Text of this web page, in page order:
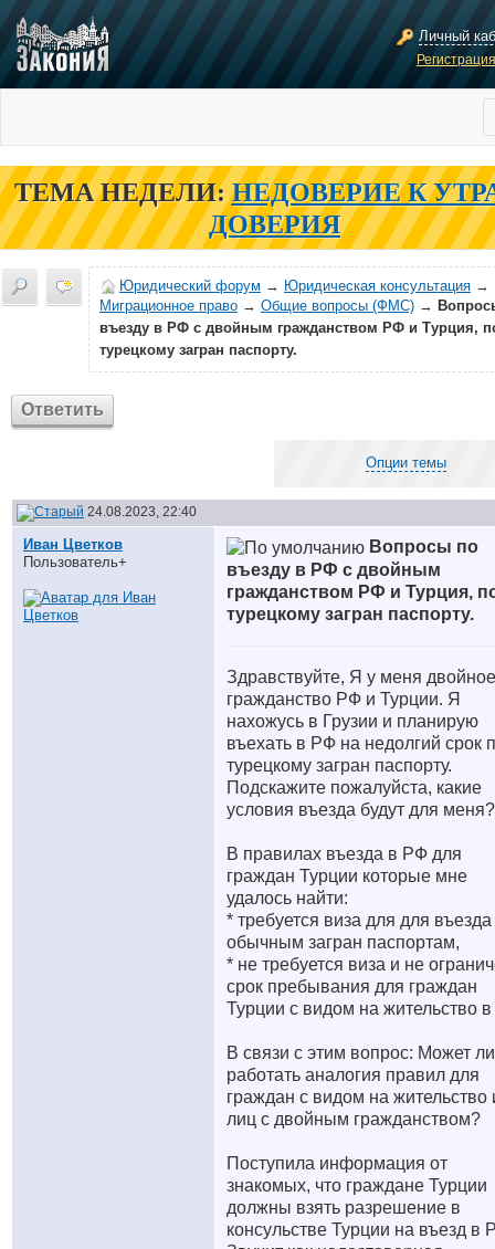
Личный
ТЕМА НЕДЕЛИ: НЕДОВЕРИЕ К
ДОВЕРИЯ
Юридический форум → Юридическая консультация →
Миграционное право → Общие вопросы (ФМС) →
въезду в РФ с двойным гражданством РФ и Турция,
турецкому загран паспорту.
Ответить
Опции темы
24.08.2023, 22:40
Иван Цветков
Пользователь+
Вопросы по
въезду в РФ с двойным
гражданством РФ и Турция,
турецкому загран паспорту.
Здравствуйте, Я у меня двойное
гражданство РФ и Турции. Я
нахожусь в Грузии и планирую
въехать в РФ на недолгий срок
турецкому загран паспорту.
Подскажите пожалуйста, какие
условия въезда будут для меня?
В правилах въезда в РФ для
граждан Турции которые мне
удалось найти:
* требуется виза для для
обычным загран паспортам,
* не требуется виза и не
срок пребывания для граждан
Турции с видом на жительство
В связи с этим вопрос: Может ли
работать аналогия правил для
граждан с видом на жительство
лиц с двойным гражданством?
Поступила информация от
знакомых, что граждане Турции
должны взять разрешение в
консульстве Турции на въезд в